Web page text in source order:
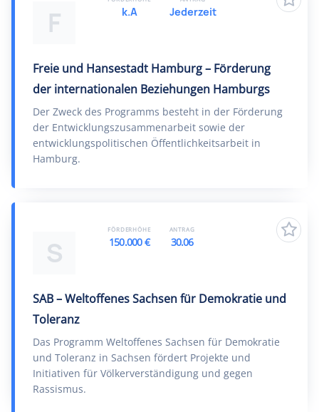
F
Freie und Hansestadt Hamburg – Förderung
der internationalen Beziehungen Hamburgs
Der Zweck des Programms besteht in der Förderung
der Entwicklungszusammenarbeit sowie der
entwicklungspolitischen Öffentlichkeitsarbeit in
Hamburg.
k.A Jederzeit
S
SAB – Weltoffenes Sachsen für Demokratie und
Toleranz
Das Programm Weltoffenes Sachsen für Demokratie
und Toleranz in Sachsen fördert Projekte und
Initiativen für Völkerverständigung und gegen
Rassismus.
FÖRDERHÖHE
150.000 €
ANTRAG
30.06